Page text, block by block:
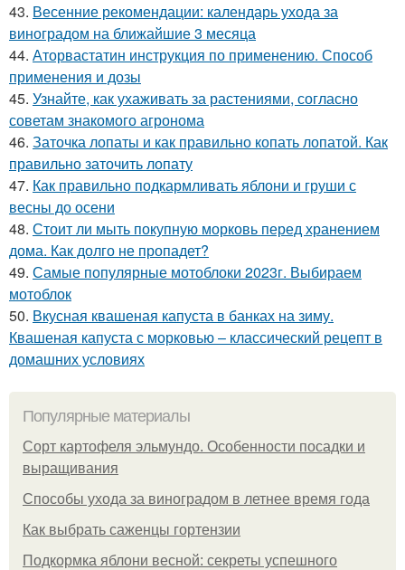
43. Весенние рекомендации: календарь ухода за
виноградом на ближайшие 3 месяца
44. Аторвастатин инструкция по применению. Способ
применения и дозы
45. Узнайте, как ухаживать за растениями, согласно
советам знакомого агронома
46. Заточка лопаты и как правильно копать лопатой. Как
правильно заточить лопату
47. Как правильно подкармливать яблони и груши с
весны до осени
48. Стоит ли мыть покупную морковь перед хранением
дома. Как долго не пропадет?
49. Самые популярные мотоблоки 2023г. Выбираем
мотоблок
50. Вкусная квашеная капуста в банках на зиму.
Квашеная капуста с морковью – классический рецепт в
домашних условиях
Популярные материалы
Сорт картофеля эльмундо. Особенности посадки и
выращивания
Способы ухода за виноградом в летнее время года
Как выбрать саженцы гортензии
Подкормка яблони весной: секреты успешного